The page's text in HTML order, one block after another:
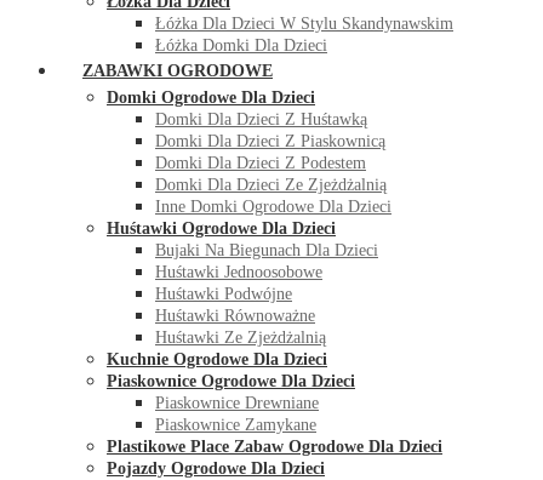
Łóżka Dla Dzieci W Stylu Skandynawskim
Łóżka Domki Dla Dzieci
ZABAWKI OGRODOWE
Domki Ogrodowe Dla Dzieci
Domki Dla Dzieci Z Huśtawką
Domki Dla Dzieci Z Piaskownicą
Domki Dla Dzieci Z Podestem
Domki Dla Dzieci Ze Zjeżdżalnią
Inne Domki Ogrodowe Dla Dzieci
Huśtawki Ogrodowe Dla Dzieci
Bujaki Na Biegunach Dla Dzieci
Huśtawki Jednoosobowe
Huśtawki Podwójne
Huśtawki Równoważne
Huśtawki Ze Zjeżdżalnią
Kuchnie Ogrodowe Dla Dzieci
Piaskownice Ogrodowe Dla Dzieci
Piaskownice Drewniane
Piaskownice Zamykane
Plastikowe Place Zabaw Ogrodowe Dla Dzieci
Pojazdy Ogrodowe Dla Dzieci